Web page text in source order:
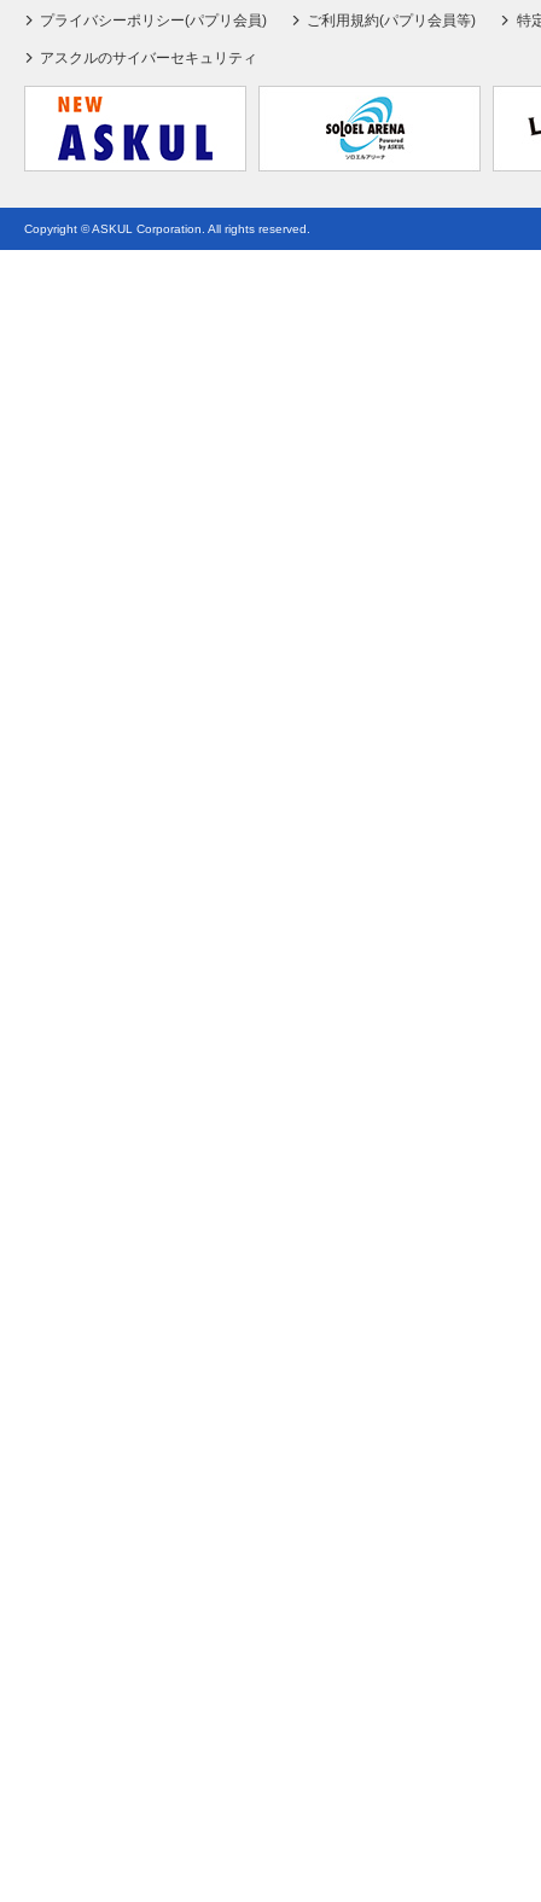
プライバシーポリシー(パプリ会員) ご利用規約(パプリ会員等) 特
アスクルのサイバーセキュリティ
Copyright © ASKUL Corporation. All rights reserved.